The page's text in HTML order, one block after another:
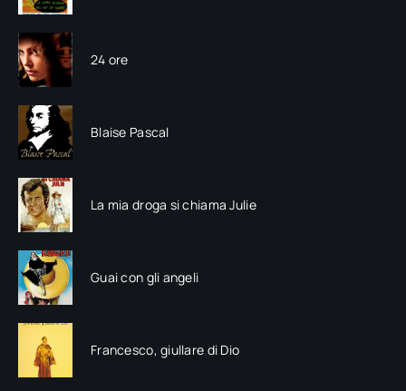
24 ore
Blaise Pascal
La mia droga si chiama Julie
Guai con gli angeli
Francesco, giullare di Dio